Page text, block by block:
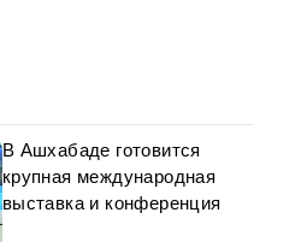
В Ашхабаде готовится
крупная международная
выставка и конференция